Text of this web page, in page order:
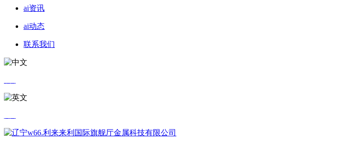
ai资讯
ai动态
联系我们